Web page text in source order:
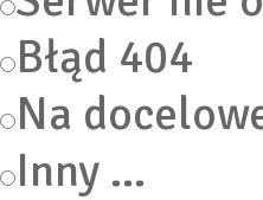
Błąd 404
Na
Inny ...